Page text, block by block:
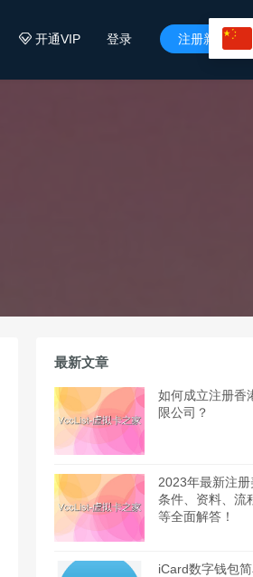
开通VIP 登录 注册新用户
最新文章
如何成立注册香
限公司？
2023年最新注册
条件、资料、流
等全面解答！
iCard数字钱包